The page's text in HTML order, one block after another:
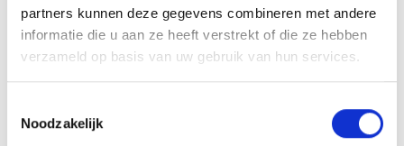
partners kunnen deze gegevens combineren met andere
informatie die u aan ze heeft verstrekt of die ze hebben
verzameld op basis van uw gebruik van hun services.
Noodzakelijk
MAX AANTAL REGELS 3 regels
MAX TEKENS PER REGEL 30 leestekens
Goud, Zilver